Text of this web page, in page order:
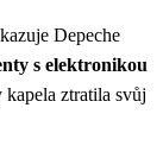
Depeche
s elektronikou
kapela ztratila svůj